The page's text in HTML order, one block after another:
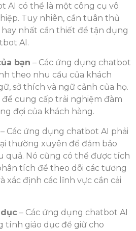
AI có thể là một công cụ vô
Tuy nhiên, cần tuân thủ
nhất cần thiết để tận dụng
AI.
bạn – Các ứng dụng chatbot
theo nhu cầu của khách
sở thích và ngữ cảnh của họ.
cung cấp trải nghiệm đàm
đợi của khách hàng.
– Các ứng dụng chatbot AI phải
thường xuyên để đảm bảo
quả. Nó cũng có thể được tích
tích để theo dõi các tương
xác định các lĩnh vực cần cải
– Các ứng dụng chatbot AI
tính giáo dục để giữ cho